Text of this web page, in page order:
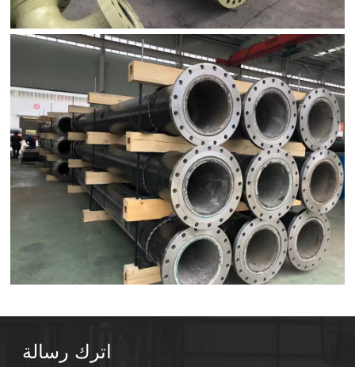
اترك رسالة